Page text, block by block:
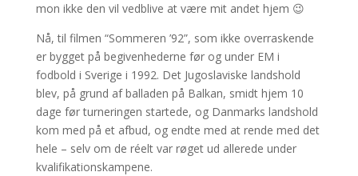
mon ikke den vil vedblive at være mit andet hjem 😉
Nå, til filmen “Sommeren ’92”, som ikke overraskende
er bygget på begivenhederne før og under EM i
fodbold i Sverige i 1992. Det Jugoslaviske landshold
blev, på grund af balladen på Balkan, smidt hjem 10
dage før turneringen startede, og Danmarks landshold
kom med på et afbud, og endte med at rende med det
hele – selv om de réelt var røget ud allerede under
kvalifikationskampene.